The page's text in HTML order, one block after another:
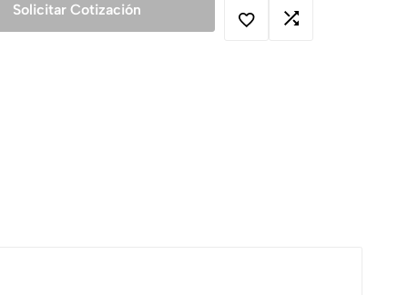
Solicitar Cotización